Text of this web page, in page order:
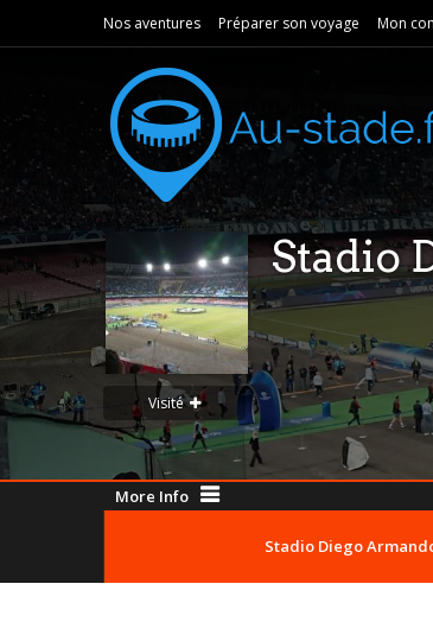
Nos aventures Préparer son voyage Mon
Visité
Stadio
More Info
Stadio Diego